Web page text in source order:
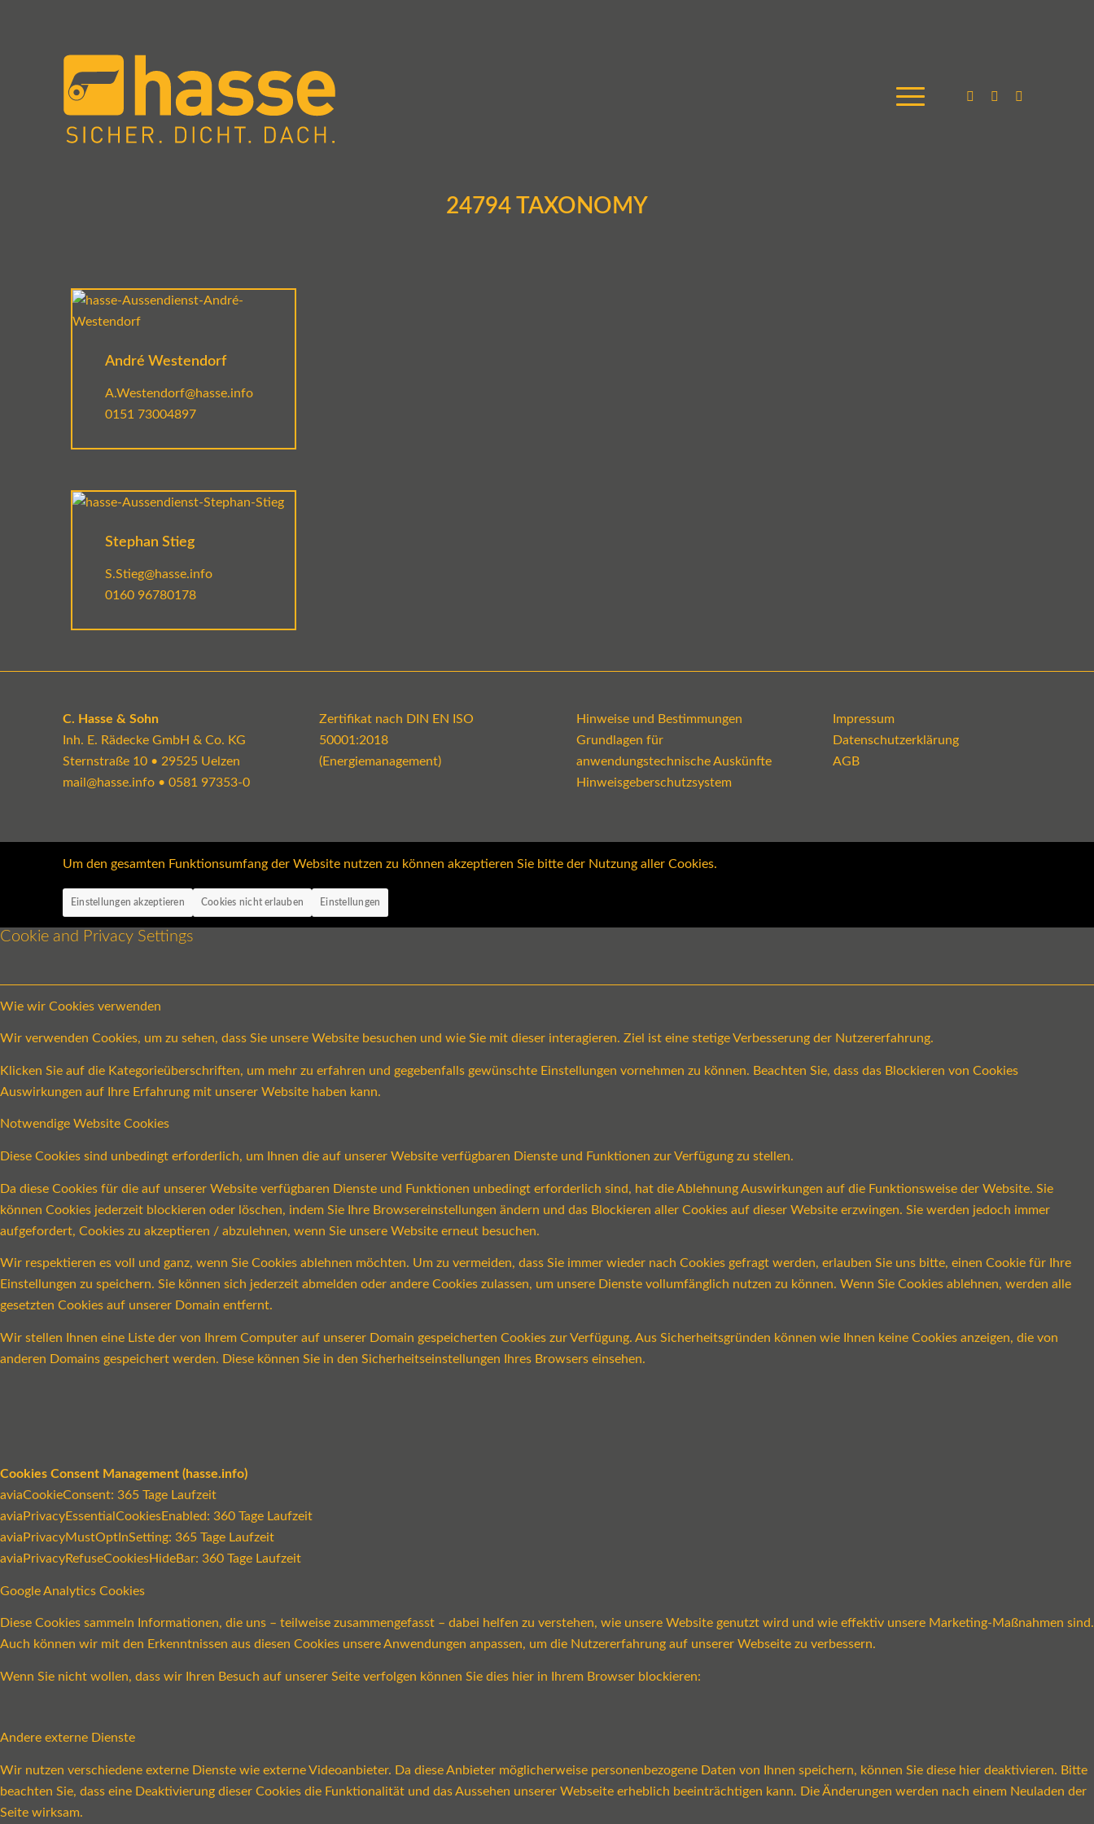
24794 TAXONOMY
André Westendorf
A.Westendorf@hasse.info
0151 73004897
Stephan Stieg
S.Stieg@hasse.info
0160 96780178
C. Hasse & Sohn
Inh. E. Rädecke GmbH & Co. KG
Sternstraße 10 • 29525 Uelzen
mail@hasse.info• 0581 97353-0
Zertifikat nach DIN EN ISO
50001:2018
(Energiemanagement)
Hinweise und Bestimmungen
Grundlagen für
anwendungstechnische Auskünfte
Hinweisgeberschutzsystem
Impressum
Datenschutzerklärung
AGB
Um den gesamten Funktionsumfang der Website nutzen zu können akzeptieren Sie bitte der Nutzung aller Cookies.
Einstellungen akzeptieren Cookies nicht erlauben Einstellungen
Cookie and Privacy Settings
Wie wir Cookies verwenden
Wir verwenden Cookies, um zu sehen, dass Sie unsere Website besuchen und wie Sie mit dieser interagieren. Ziel ist eine stetige Verbesserung der Nutzererfahrung.
Klicken Sie auf die Kategorieüberschriften, um mehr zu erfahren und gegebenfalls gewünschte Einstellungen vornehmen zu können. Beachten Sie, dass das Blockieren von Cookies
Auswirkungen auf Ihre Erfahrung mit unserer Website haben kann.
Notwendige Website Cookies
Diese Cookies sind unbedingt erforderlich, um Ihnen die auf unserer Website verfügbaren Dienste und Funktionen zur Verfügung zu stellen.
Da diese Cookies für die auf unserer Website verfügbaren Dienste und Funktionen unbedingt erforderlich sind, hat die Ablehnung Auswirkungen auf die Funktionsweise der Website. Sie
können Cookies jederzeit blockieren oder löschen, indem Sie Ihre Browsereinstellungen ändern und das Blockieren aller Cookies auf dieser Website erzwingen. Sie werden jedoch immer
aufgefordert, Cookies zu akzeptieren / abzulehnen, wenn Sie unsere Website erneut besuchen.
Wir respektieren es voll und ganz, wenn Sie Cookies ablehnen möchten. Um zu vermeiden, dass Sie immer wieder nach Cookies gefragt werden, erlauben Sie uns bitte, einen Cookie für Ihre
Einstellungen zu speichern. Sie können sich jederzeit abmelden oder andere Cookies zulassen, um unsere Dienste vollumfänglich nutzen zu können. Wenn Sie Cookies ablehnen, werden alle
gesetzten Cookies auf unserer Domain entfernt.
Wir stellen Ihnen eine Liste der von Ihrem Computer auf unserer Domain gespeicherten Cookies zur Verfügung. Aus Sicherheitsgründen können wie Ihnen keine Cookies anzeigen, die von
anderen Domains gespeichert werden. Diese können Sie in den Sicherheitseinstellungen Ihres Browsers einsehen.
Cookies Consent Management (hasse.info)
aviaCookieConsent: 365 Tage Laufzeit
aviaPrivacyEssentialCookiesEnabled: 360 Tage Laufzeit
aviaPrivacyMustOptInSetting: 365 Tage Laufzeit
aviaPrivacyRefuseCookiesHideBar: 360 Tage Laufzeit
Google Analytics Cookies
Diese Cookies sammeln Informationen, die uns – teilweise zusammengefasst – dabei helfen zu verstehen, wie unsere Website genutzt wird und wie effektiv unsere Marketing-Maßnahmen sind.
Auch können wir mit den Erkenntnissen aus diesen Cookies unsere Anwendungen anpassen, um die Nutzererfahrung auf unserer Webseite zu verbessern.
Wenn Sie nicht wollen, dass wir Ihren Besuch auf unserer Seite verfolgen können Sie dies hier in Ihrem Browser blockieren:
Andere externe Dienste
Wir nutzen verschiedene externe Dienste wie externe Videoanbieter. Da diese Anbieter möglicherweise personenbezogene Daten von Ihnen speichern, können Sie diese hier deaktivieren. Bitte
beachten Sie, dass eine Deaktivierung dieser Cookies die Funktionalität und das Aussehen unserer Webseite erheblich beeinträchtigen kann. Die Änderungen werden nach einem Neuladen der
Seite wirksam.